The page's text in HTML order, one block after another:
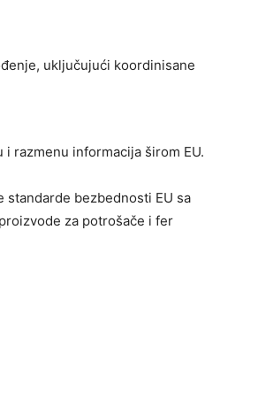
uključujući koordinisane
i razmenu informacija širom EU.
bezbednosti EU sa
za potrošače i fer